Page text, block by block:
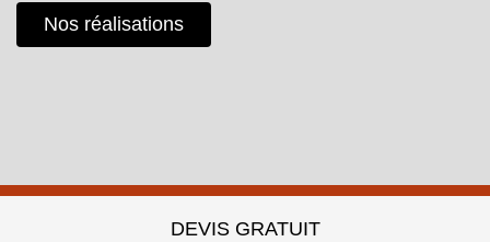
Nos réalisations
DEVIS GRATUIT